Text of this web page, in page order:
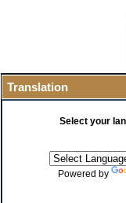
Translation
Select your
Powered by